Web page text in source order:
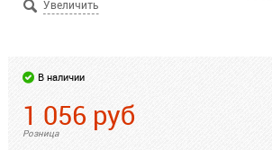
В наличии
1 056 руб
Розница